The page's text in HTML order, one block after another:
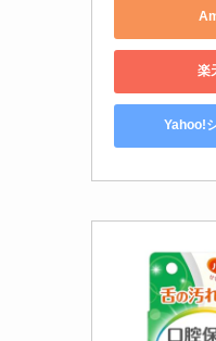
楽
Yahoo!